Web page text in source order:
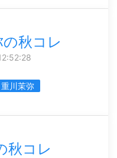
秋コレ
重川茉弥
秋コレ